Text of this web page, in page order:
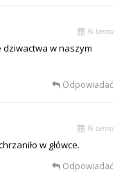
% temu
w naszym
Odpowiadać
% temu
w główce.
Odpowiadać